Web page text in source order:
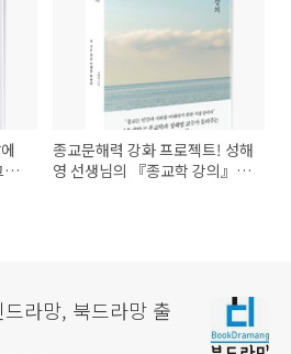
들
종교문해력 강화 프로젝트! 성해
영 선생님의 『종교학 강의』가
라망, 북드라망 출